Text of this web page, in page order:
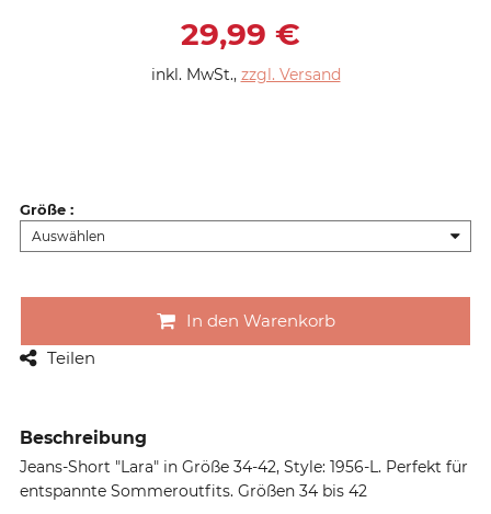
Verkaufspreis:
29,99 €
inkl. MwSt., zzgl. Versand
Größe:
In den Warenkorb
Teilen
Beschreibung
Jeans-Short "Lara" in Größe 34-42, Style: 1956-L. Perfekt für
entspannte Sommeroutfits. Größen 34 bis 42